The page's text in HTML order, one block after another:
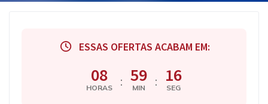
ESSAS OFERTAS ACABAM EM:
08
HORAS : 59
MIN : 15
SEG